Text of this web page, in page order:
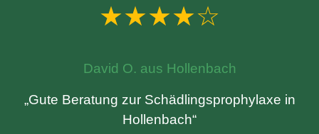
★★★★☆
David O. aus Hollenbach
„Gute Beratung zur Schädlingsprophylaxe in
Hollenbach“